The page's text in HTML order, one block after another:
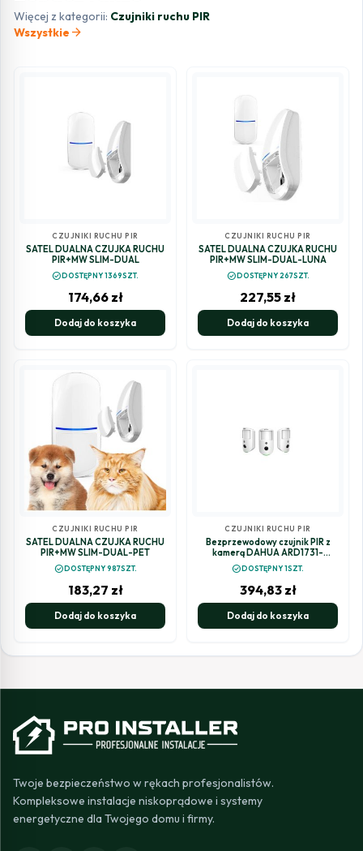
Więcej z kategorii: Czujniki ruchu PIR
Wszystkie arrow_forward
CZUJNIKI RUCHU PIR
SATEL DUALNA CZUJKA RUCHU
PIR+MW SLIM-DUAL
check_circleDOSTĘPNY 1369SZT.
174,66 zł
Dodaj do koszyka
CZUJNIKI RUCHU PIR
SATEL DUALNA CZUJKA RUCHU
PIR+MW SLIM-DUAL-LUNA
check_circleDOSTĘPNY 267SZT.
227,55 zł
Dodaj do koszyka
CZUJNIKI RUCHU PIR
SATEL DUALNA CZUJKA RUCHU
PIR+MW SLIM-DUAL-PET
check_circleDOSTĘPNY 987SZT.
183,27 zł
Dodaj do koszyka
CZUJNIKI RUCHU PIR
Bezprzewodowy czujnik PIR z
kamerą DAHUA ARD1731-
W2(868)
check_circleDOSTĘPNY 1SZT.
394,83 zł
Dodaj do koszyka
Twoje bezpieczeństwo w rękach profesjonalistów.
Kompleksowe instalacje niskoprądowe i systemy
energetyczne dla Twojego domu i firmy.